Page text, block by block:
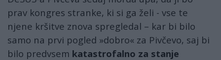
prav kongres stranke, ki si ga želi - vse te
njene kršitve znova spregledal – kar bi bilo
samo na prvi pogled »dobro« za Pivčevo, saj bi
bilo predvsem katastrofalno za stanje